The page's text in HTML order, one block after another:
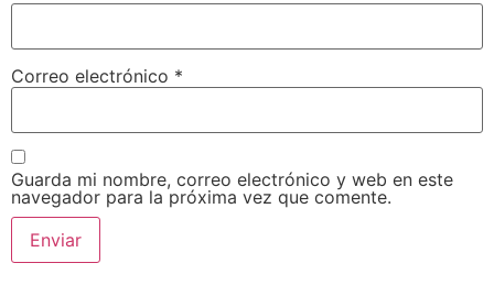
Correo electrónico *
Guarda mi nombre, correo electrónico y web en este
navegador para la próxima vez que comente.